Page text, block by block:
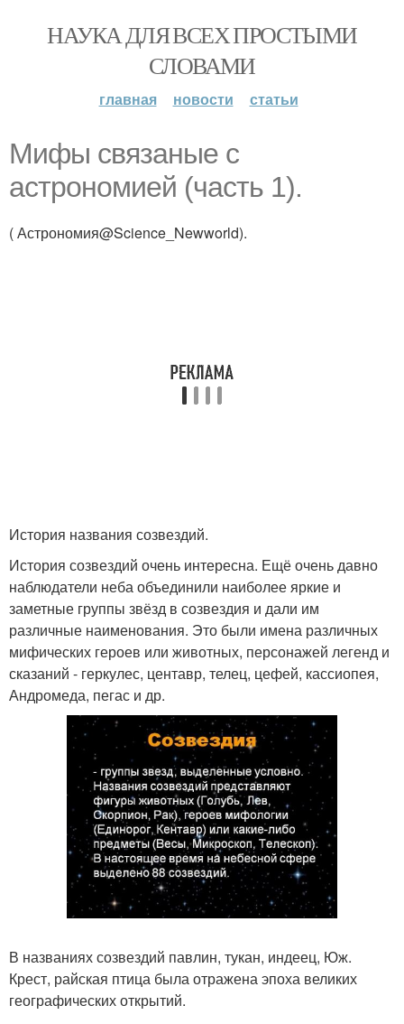
НАУКА ДЛЯ ВСЕХ ПРОСТЫМИ
СЛОВАМИ
главная новости статьи
Мифы связаные с
астрономией (часть 1).
( Астрономия@Science_Newworld).
История названия созвездий.
История созвездий очень интересна. Ещё очень давно
наблюдатели неба объединили наиболее яркие и
заметные группы звёзд в созвездия и дали им
различные наименования. Это были имена различных
мифических героев или животных, персонажей легенд и
сказаний - геркулес, центавр, телец, цефей, кассиопея,
Андромеда, пегас и др.
В названиях созвездий павлин, тукан, индеец, Юж.
Крест, райская птица была отражена эпоха великих
географических открытий.